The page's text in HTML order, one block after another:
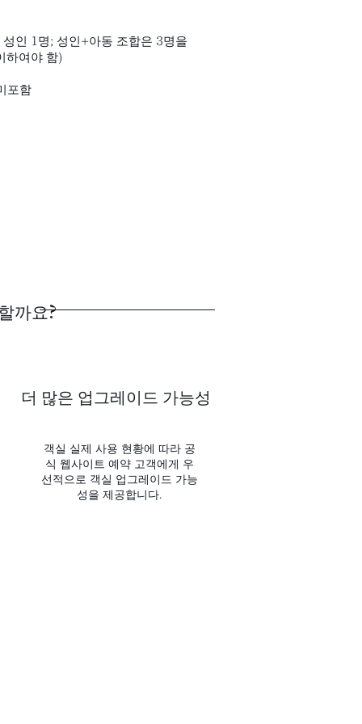
인 1명; 성인+아동 조합은 3명을
하여야 함)
포함
까요?
더 많은 업그레이드 가능성
객실 실제 사용 현황에 따라 공
식 웹사이트 예약 고객에게 우
선적으로 객실 업그레이드 가능
성을 제공합니다.